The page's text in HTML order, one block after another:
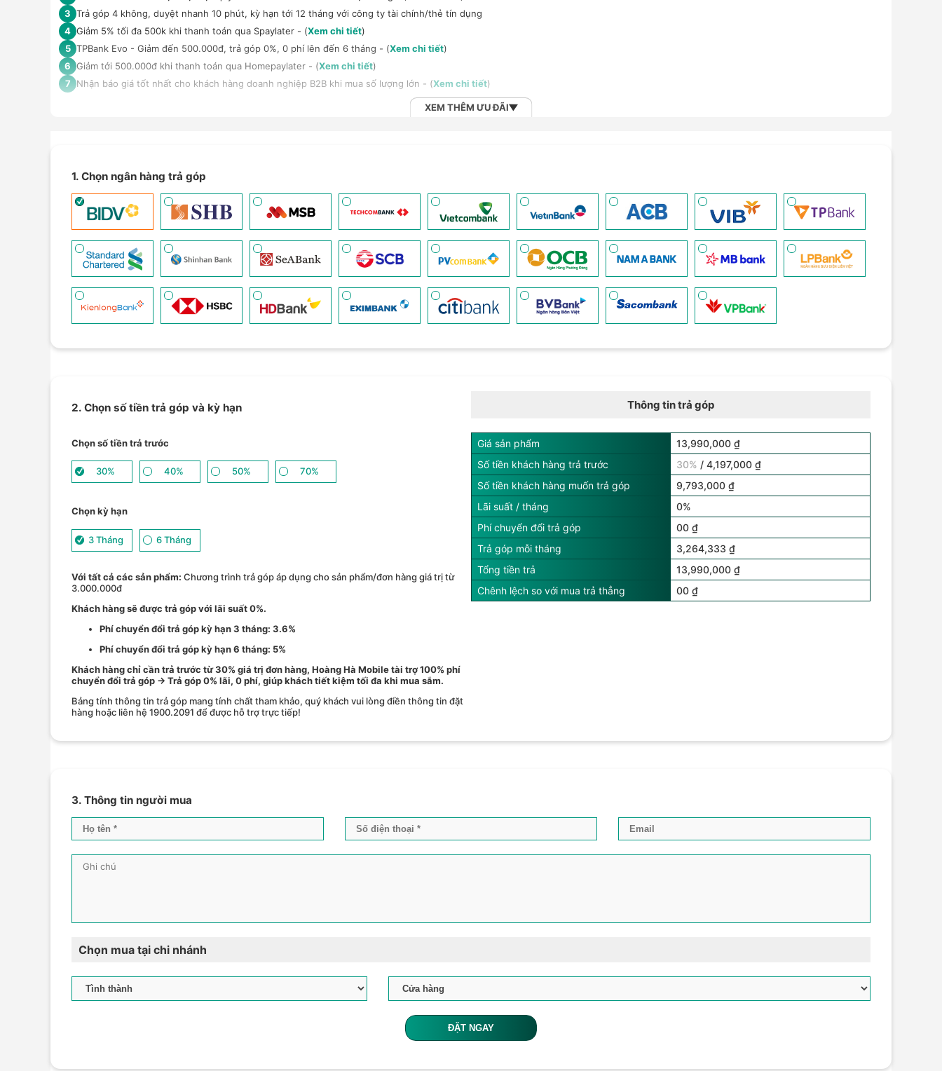
3 Trả góp 4 không, duyệt nhanh 10 phút, kỳ hạn tới 12 tháng với công ty tài chính/thẻ tín dụng
4 Giảm 5% tối đa 500k khi thanh toán qua Spaylater - (Xem chi tiết)
5 TPBank Evo - Giảm đến 500.000đ, trả góp 0%, 0 phí lên đến 6 tháng - (Xem chi tiết)
6 Giảm tới 500.000đ khi thanh toán qua Homepaylater - (Xem chi tiết)
7
Nhận báo giá tốt nhất cho khách hàng doanh nghiệp B2B khi mua số lượng lớn - (Xem chi tiết)
XEM THÊM ƯU ĐÃI
1. Chọn ngân hàng trả góp
2. Chọn số tiền trả góp và kỳ hạn
Chọn số tiền trả trước
30% 40% 50% 70%
Chọn kỳ hạn
3 Tháng 6 Tháng
Với tất cả các sản phẩm: Chương trình trả góp áp dụng cho sản phẩm/đơn hàng giá trị từ
3.000.000đ
Khách hàng sẽ được trả góp với lãi suất 0%.
Phí chuyển đổi trả góp kỳ hạn 3 tháng: 3.6%
Phí chuyển đổi trả góp kỳ hạn 6 tháng: 5%
Khách hàng chỉ cần trả trước từ 30% giá trị đơn hàng, Hoàng Hà Mobile tài trợ 100% phí
chuyển đổi trả góp → Trả góp 0% lãi, 0 phí, giúp khách tiết kiệm tối đa khi mua sắm.
Bảng tính thông tin trả góp mang tính chất tham khảo, quý khách vui lòng điền thông tin đặt
hàng hoặc liên hệ 1900.2091 để được hỗ trợ trực tiếp!
Thông tin trả góp
Giá sản phẩm
13,990,000 ₫
Số tiền khách hàng trả trước
30% / 4,197,000 ₫
Số tiền khách hàng muốn trả góp
9,793,000 ₫
Lãi suất / tháng
0%
Phí chuyển đổi trả góp
00 ₫
Trả góp mỗi tháng
3,264,333 ₫
Tổng tiền trả
13,990,000 ₫
Chênh lệch so với mua trả thẳng
00 ₫
3. Thông tin người mua
Chọn mua tại chi nhánh
ĐẶT NGAY